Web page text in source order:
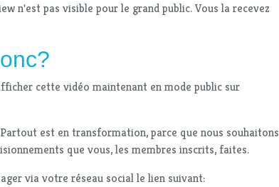
n'est pas visible pour le grand public. Vous la recevez
cette vidéo maintenant en mode public sur
est en transformation, parce que nous souhaitons
que vous, les membres inscrits, faites.
via votre réseau social le lien suivant: